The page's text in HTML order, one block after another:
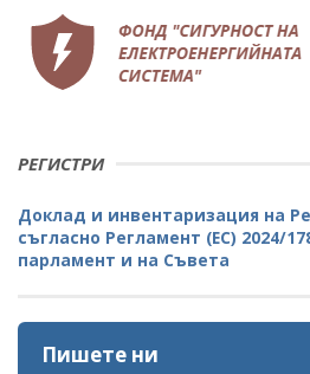
РЕГИСТРИ
Доклад и инвентаризация на
съгласно Регламент (ЕС) 2024/
парламент и на Съвета
Пишете ни